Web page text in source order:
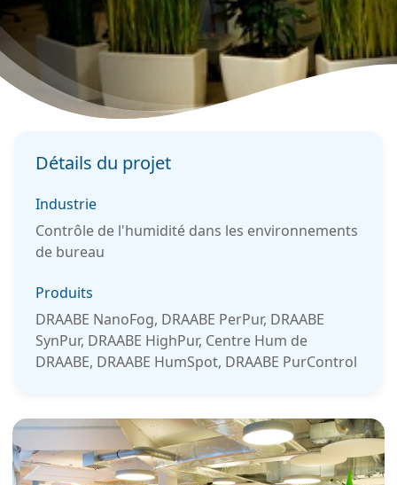
Détails du projet
Industrie
Contrôle de l'humidité dans les environnements
de bureau
Produits
DRAABE NanoFog, DRAABE PerPur, DRAABE
SynPur, DRAABE HighPur, Centre Hum de
DRAABE, DRAABE HumSpot, DRAABE PurControl